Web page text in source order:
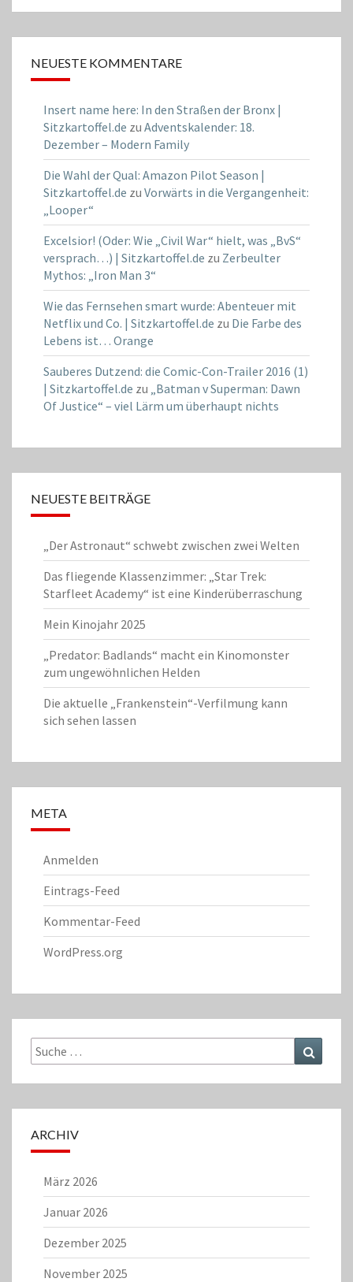
NEUESTE KOMMENTARE
Insert name here: In den Straßen der Bronx |
Sitzkartoffel.de zu Adventskalender: 18.
Dezember – Modern Family
Die Wahl der Qual: Amazon Pilot Season |
Sitzkartoffel.de zu Vorwärts in die Vergangenheit:
„Looper“
Excelsior! (Oder: Wie „Civil War“ hielt, was „BvS“
versprach…) | Sitzkartoffel.de zu Zerbeulter
Mythos: „Iron Man 3“
Wie das Fernsehen smart wurde: Abenteuer mit
Netflix und Co. | Sitzkartoffel.de zu Die Farbe des
Lebens ist… Orange
Sauberes Dutzend: die Comic-Con-Trailer 2016 (1)
| Sitzkartoffel.de zu „Batman v Superman: Dawn
Of Justice“ – viel Lärm um überhaupt nichts
NEUESTE BEITRÄGE
„Der Astronaut“ schwebt zwischen zwei Welten
Das fliegende Klassenzimmer: „Star Trek:
Starfleet Academy“ ist eine Kinderüberraschung
Mein Kinojahr 2025
„Predator: Badlands“ macht ein Kinomonster
zum ungewöhnlichen Helden
Die aktuelle „Frankenstein“-Verfilmung kann
sich sehen lassen
META
Anmelden
Eintrags-Feed
Kommentar-Feed
WordPress.org
Suche
nach:
ARCHIV
März 2026
Januar 2026
Dezember 2025
November 2025